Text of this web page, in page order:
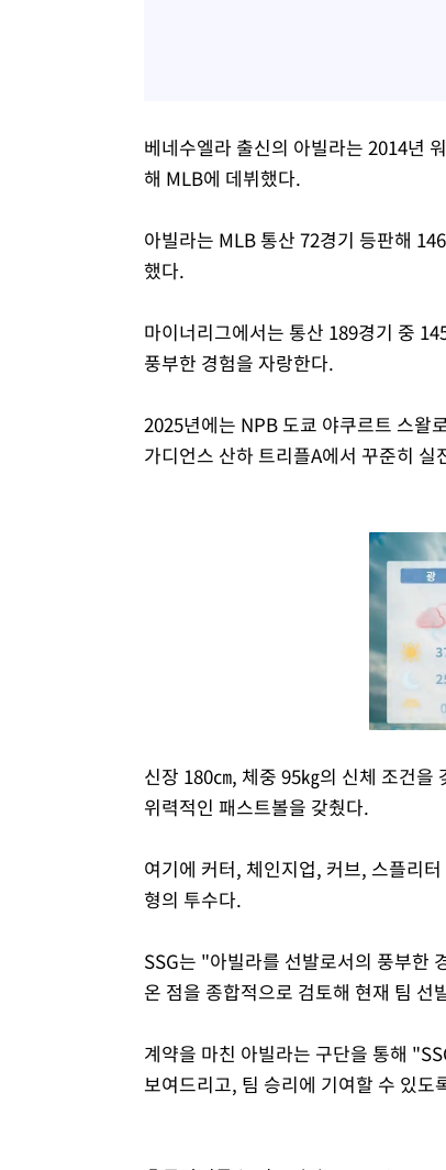
베네수엘라 출신의 아빌라는 2014년
해 MLB에 데뷔했다.
아빌라는 MLB 통산 72경기 등판해
했다.
마이너리그에서는 통산 189경기 중
풍부한 경험을 자랑한다.
2025년에는 NPB 도쿄 야쿠르트 스왈
가디언스 산하 트리플A에서 꾸준히 실
신장 180㎝, 체중 95㎏의 신체 조건을
위력적인 패스트볼을 갖췄다.
여기에 커터, 체인지업, 커브, 스플리
형의 투수다.
SSG는 "아빌라를 선발로서의 풍부한
온 점을 종합적으로 검토해 현재 팀
계약을 마친 아빌라는 구단을 통해
보여드리고, 팀 승리에 기여할 수 있